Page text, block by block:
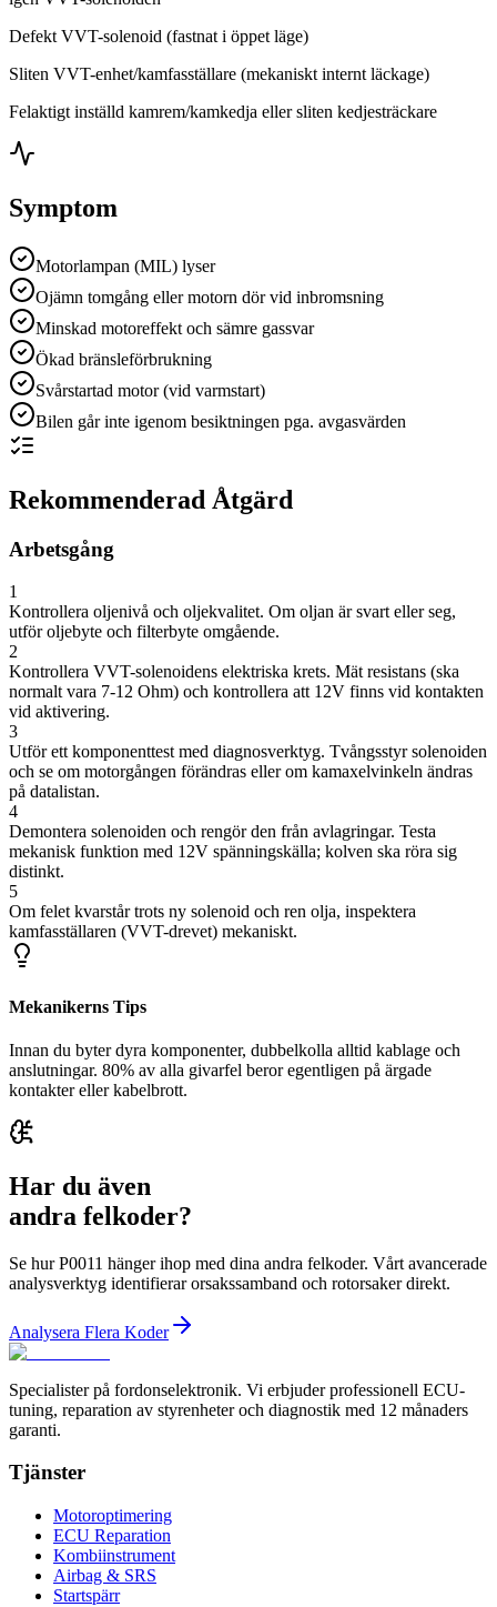
Defekt VVT-solenoid (fastnat i öppet läge)
Sliten VVT-enhet/kamfasställare (mekaniskt internt läckage)
Felaktigt inställd kamrem/kamkedja eller sliten kedjesträckare
Symptom
Motorlampan (MIL) lyser
Ojämn tomgång eller motorn dör vid inbromsning
Minskad motoreffekt och sämre gassvar
Ökad bränsleförbrukning
Svårstartad motor (vid varmstart)
Bilen går inte igenom besiktningen pga. avgasvärden
Rekommenderad Åtgärd
Arbetsgång
1
Kontrollera oljenivå och oljekvalitet. Om oljan är svart eller seg,
utför oljebyte och filterbyte omgående.
2
Kontrollera VVT-solenoidens elektriska krets. Mät resistans (ska
normalt vara 7-12 Ohm) och kontrollera att 12V finns vid kontakten
vid aktivering.
3
Utför ett komponenttest med diagnosverktyg. Tvångsstyr solenoiden
och se om motorgången förändras eller om kamaxelvinkeln ändras
på datalistan.
4
Demontera solenoiden och rengör den från avlagringar. Testa
mekanisk funktion med 12V spänningskälla; kolven ska röra sig
distinkt.
5
Om felet kvarstår trots ny solenoid och ren olja, inspektera
kamfasställaren (VVT-drevet) mekaniskt.
Mekanikerns Tips
Innan du byter dyra komponenter, dubbelkolla alltid kablage och
anslutningar. 80% av alla givarfel beror egentligen på ärgade
kontakter eller kabelbrott.
Har du även
andra felkoder?
Se hur P0011 hänger ihop med dina andra felkoder. Vårt avancerade
analysverktyg identifierar orsakssamband och rotorsaker direkt.
Analysera Flera Koder
Specialister på fordonselektronik. Vi erbjuder professionell ECU-
tuning, reparation av styrenheter och diagnostik med 12 månaders
garanti.
Tjänster
Motoroptimering
ECU Reparation
Kombiinstrument
Airbag & SRS
Startspärr